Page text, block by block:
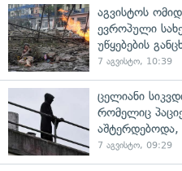
აგვისტოს
ევროპული
უწყებების
7 აგვისტო, 10:39
ცელიანი
რომელიც
აშტერდებოდა,
7 აგვისტო, 09:29